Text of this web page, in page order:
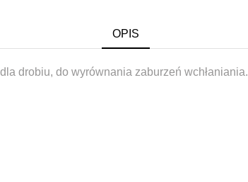
OPIS
drobiu, do wyrównania zaburzeń wchłaniania.